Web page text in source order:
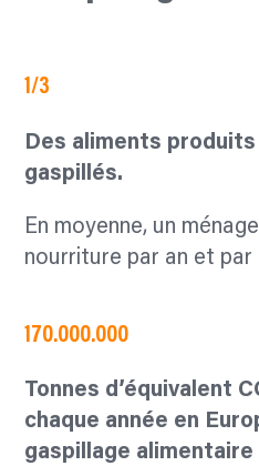
1/3
Des aliments
gaspillés.
En moyenne, un
nourriture par an et par
170.000.000
Tonnes d’équivalent
chaque année en
gaspillage